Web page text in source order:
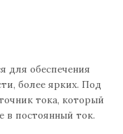
для обеспечения
более ярких. Под
тока, который
в постоянный ток.